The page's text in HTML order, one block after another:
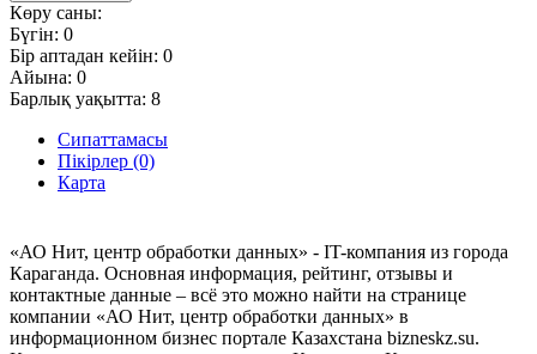
Көру саны:
Бүгін: 0
Бір аптадан кейін: 0
Айына: 0
Барлық уақытта: 8
Сипаттамасы
Пікірлер (0)
Карта
«АО Нит, центр обработки данных» - IT-компания из города
Караганда. Основная информация, рейтинг, отзывы и
контактные данные – всё это можно найти на странице
компании «АО Нит, центр обработки данных» в
информационном бизнес портале Казахстана bizneskz.su.